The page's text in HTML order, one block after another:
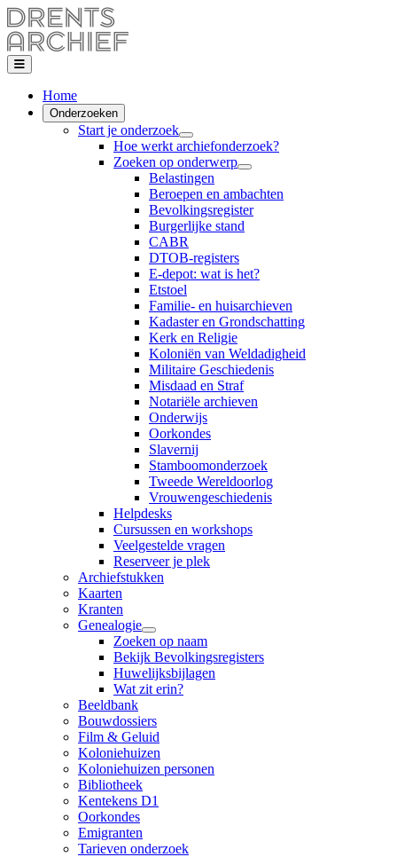
Home
Onderzoeken
Start je onderzoek
Hoe werkt archiefonderzoek?
Zoeken op onderwerp
Belastingen
Beroepen en ambachten
Bevolkingsregister
Burgerlijke stand
CABR
DTOB-registers
E-depot: wat is het?
Etstoel
Familie- en huisarchieven
Kadaster en Grondschatting
Kerk en Religie
Koloniën van Weldadigheid
Militaire Geschiedenis
Misdaad en Straf
Notariële archieven
Onderwijs
Oorkondes
Slavernij
Stamboomonderzoek
Tweede Wereldoorlog
Vrouwengeschiedenis
Helpdesks
Cursussen en workshops
Veelgestelde vragen
Reserveer je plek
Archiefstukken
Kaarten
Kranten
Genealogie
Zoeken op naam
Bekijk Bevolkingsregisters
Huwelijksbijlagen
Wat zit erin?
Beeldbank
Bouwdossiers
Film & Geluid
Koloniehuizen
Koloniehuizen personen
Bibliotheek
Kentekens D1
Oorkondes
Emigranten
Tarieven onderzoek